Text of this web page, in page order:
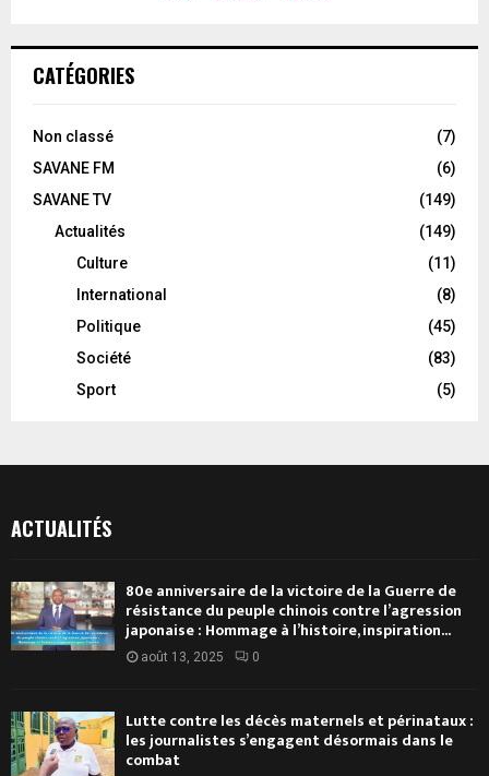
CATÉGORIES
Non classé
(7)
SAVANE FM
(6)
SAVANE TV
(149)
Actualités
(149)
Culture
(11)
International
(8)
Politique
(45)
Société
(83)
Sport
(5)
ACTUALITÉS
80e anniversaire de la victoire de la Guerre de
résistance du peuple chinois contre l’agression
japonaise : Hommage à l’histoire, inspiration...
août 13, 2025 0
Lutte contre les décès maternels et périnataux :
les journalistes s’engagent désormais dans le
combat